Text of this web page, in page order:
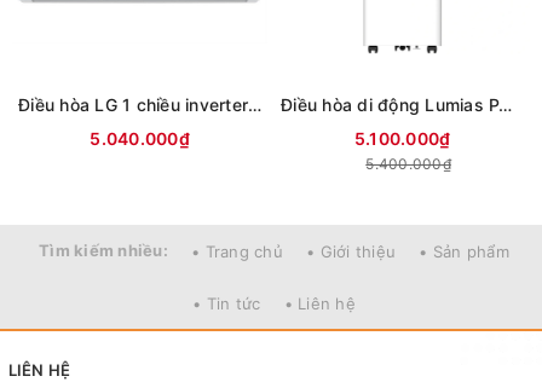
Điều hòa LG 1 chiều inverter 9000Btu IFC09M1 (mới 2026)
5.040.000₫
Điều hòa di động Lumias PAC-26
5.100.000₫
5.400.000₫
Tìm kiếm nhiều: • Trang chủ • Giới thiệu • Sản phẩm
• Tin tức • Liên hệ
LIÊN HỆ